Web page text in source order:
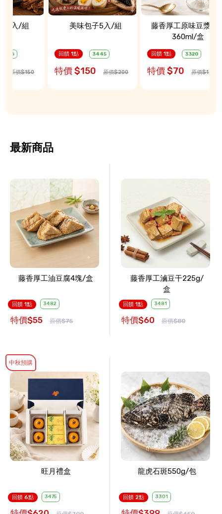
5入/組
3446
原價$150
美味包子5入/組
回饋 1點 3445
特價 $150 原價$200
藤香厚工原味豆漿優
360ml/盒
回饋 1點 3320
特價 $70 原價$125
最新商品
藤香厚工油豆腐4塊/盒
回饋 1點 3482
特價$55 原價$75
藤香厚工滷豆干225g/
盒
回饋 1點 3481
特價$60 原價$80
旺月禮盒
回饋 6點 3475
中秋預購
龍虎石斑550g/包
回饋 2點 3301